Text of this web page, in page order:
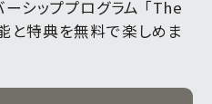
シッププログラム 「The
と特典を無料で楽しめま